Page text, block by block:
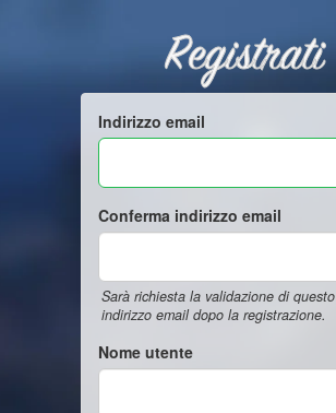
Registrati
Indirizzo email
Conferma indirizzo email
Sarà richiesta la validazione di questo
indirizzo email dopo la registrazione.
Nome utente